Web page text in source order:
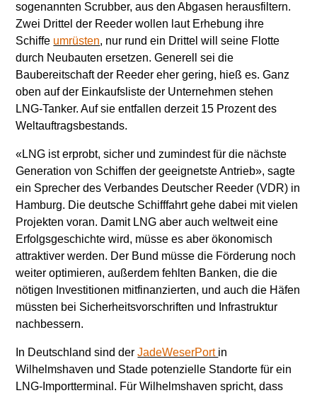
sogenannten Scrubber, aus den Abgasen herausfiltern.
Zwei Drittel der Reeder wollen laut Erhebung ihre
Schiffe umrüsten, nur rund ein Drittel will seine Flotte
durch Neubauten ersetzen. Generell sei die
Baubereitschaft der Reeder eher gering, hieß es. Ganz
oben auf der Einkaufsliste der Unternehmen stehen
LNG-Tanker. Auf sie entfallen derzeit 15 Prozent des
Weltauftragsbestands.
«LNG ist erprobt, sicher und zumindest für die nächste
Generation von Schiffen der geeignetste Antrieb», sagte
ein Sprecher des Verbandes Deutscher Reeder (VDR) in
Hamburg. Die deutsche Schifffahrt gehe dabei mit vielen
Projekten voran. Damit LNG aber auch weltweit eine
Erfolgsgeschichte wird, müsse es aber ökonomisch
attraktiver werden. Der Bund müsse die Förderung noch
weiter optimieren, außerdem fehlten Banken, die die
nötigen Investitionen mitfinanzierten, und auch die Häfen
müssten bei Sicherheitsvorschriften und Infrastruktur
nachbessern.
In Deutschland sind derJadeWeserPort in
Wilhelmshaven und Stade potenzielle Standorte für ein
LNG-Importterminal. Für Wilhelmshaven spricht, dass